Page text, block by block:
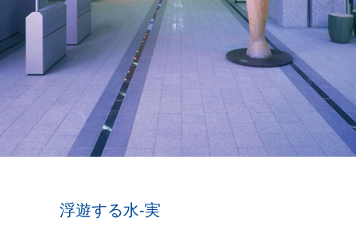
浮遊する水-実